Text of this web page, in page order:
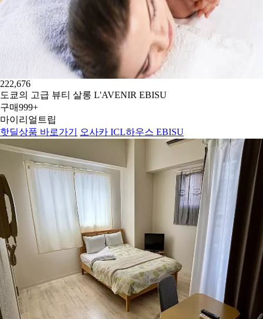
222,676
도쿄의 고급 뷰티 살롱 L'AVENIR EBISU
구매999+
마이리얼트립
핫딜상품 바로가기
오사카 ICL하우스 EBISU